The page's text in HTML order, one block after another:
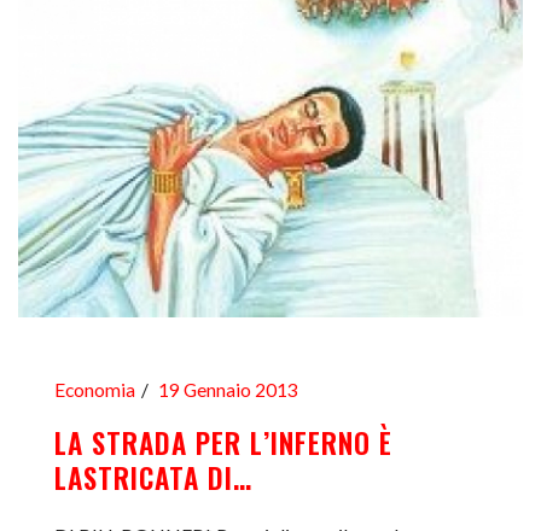
Economia 19 Gennaio 2013
LA STRADA PER L’INFERNO È
LASTRICATA DI…